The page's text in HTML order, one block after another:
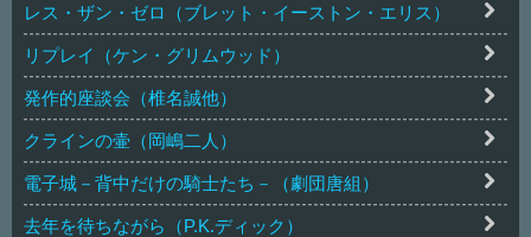
レス・ザン・ゼロ（ブレット・イーストン・エリス）
リプレイ（ケン・グリムウッド）
発作的座談会（椎名誠他）
クラインの壷（岡嶋二人）
電子城－背中だけの騎士たち－（劇団唐組）
去年を待ちながら（P.K.ディック）